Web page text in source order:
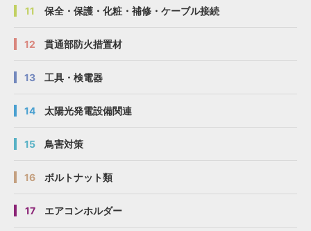
11 保全・保護・化粧・補修・ケーブル接続
12 貫通部防火措置材
13 工具・検電器
14 太陽光発電設備関連
15 鳥害対策
16 ボルトナット類
17 エアコンホルダー